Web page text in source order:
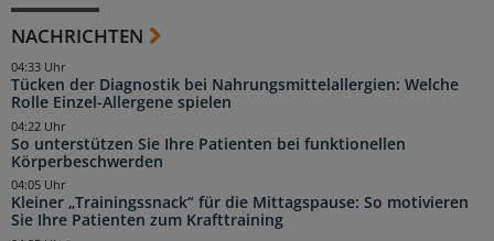
NACHRICHTEN
Tücken der Diagnostik bei Nahrungsmittelallergien: Welche
Rolle Einzel-Allergene spielen
04:33 Uhr
So unterstützen Sie Ihre Patienten bei funktionellen
Körperbeschwerden
04:22 Uhr
Kleiner „Trainingssnack“ für die Mittagspause: So motivieren
Sie Ihre Patienten zum Krafttraining
04:05 Uhr